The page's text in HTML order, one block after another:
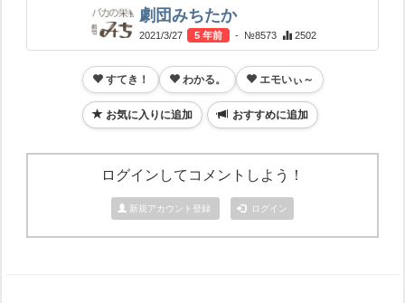
劇団みちたか
2021/3/27 5 年前 - №8573 2502
すてき！ わかる。 エモいぃ～
お気に入りに追加 おすすめに追加
ログインしてコメントしよう！
新規アカウント登録 ログイン